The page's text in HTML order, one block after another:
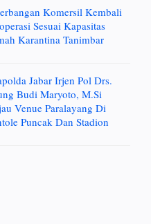
Komersil Kembali
Sesuai Kapasitas
Karantina Tanimbar
Jabar Irjen Pol Drs.
Budi Maryoto, M.Si
Venue Paralayang Di
Puncak Dan Stadion